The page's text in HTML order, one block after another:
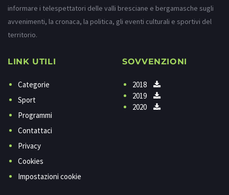
informare i telespettatori delle valli bresciane e bergamasche sugli
avvenimenti, la cronaca, la politica, gli eventi culturali e sportivi del
territorio.
LINK UTILI
Categorie
Sport
Programmi
Contattaci
Privacy
Cookies
Impostazioni cookie
SOVVENZIONI
2018
2019
2020